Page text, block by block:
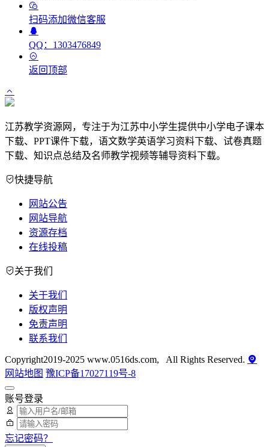
扫码添加微信客服
QQ：1303476849
返回顶部
江苏教学资源网，专注于为江苏中小学生提供中小学电子课本
下载、PPT课件下载，语文数学英语学习资料下载、试卷真题
下载、知识点总结及名师教学视频等辅导资料下载。
快捷导航
网站公告
网站导航
资源存档
在线投稿
关于我们
关于我们
版权声明
免责声明
联系我们
Copyright2019-2025 www.0516ds.com, All Rights Reserved.
网站地图 豫ICP备17027119号-8
账号登录
忘记密码？